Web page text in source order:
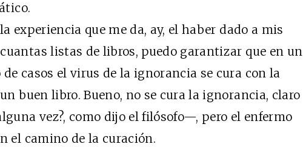
experiencia que me da, ay, el haber dado a mis
listas de libros, puedo garantizar que en un
casos el virus de la ignorancia se cura con la
buen libro. Bueno, no se cura la ignorancia, claro
vez?, como dijo el filósofo—, pero el enfermo
el camino de la curación.